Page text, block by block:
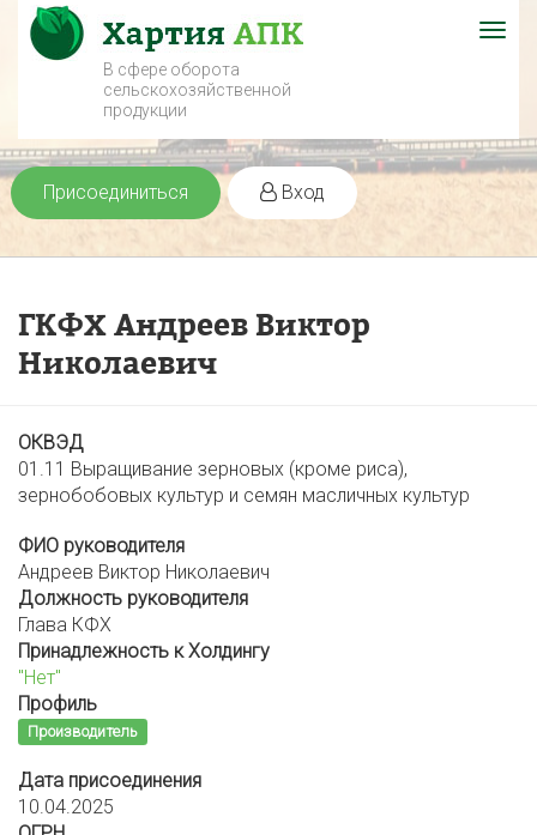
В сфере оборота
сельскохозяйственной
продукции
Присоединиться Вход
ГКФХ Андреев Виктор
Николаевич
ОКВЭД
01.11 Выращивание зерновых (кроме риса),
зернобобовых культур и семян масличных культур
ФИО руководителя
Андреев Виктор Николаевич
Должность руководителя
Глава КФХ
Принадлежность к Холдингу
"Нет"
Профиль
Производитель
Дата присоединения
10.04.2025